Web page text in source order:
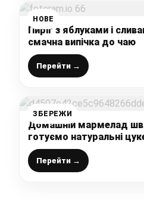
НОВЕ
Пиріг з яблуками і
смачна випічка до чаю
Перейти →
ЗБЕРЕЖИ
Домашній мармелад
готуємо натуральні
смачний та корисний
Перейти →